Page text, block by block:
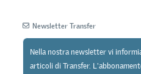
Newsletter Transfer
Nella nostra newsletter vi
articoli di Transfer.